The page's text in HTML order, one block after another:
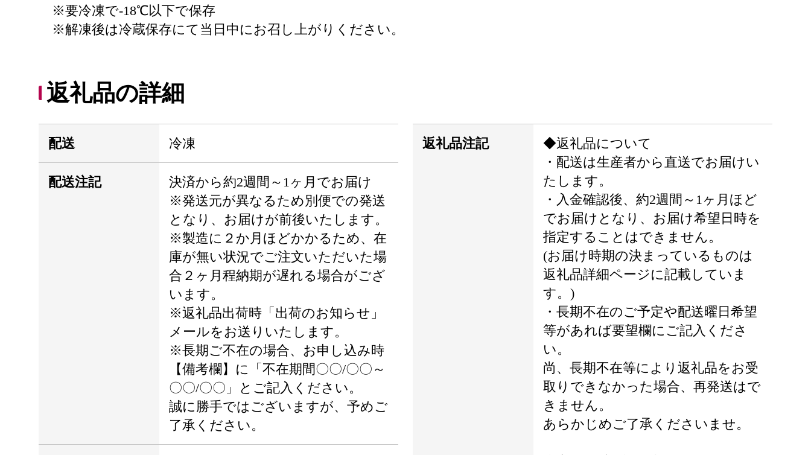
※要冷凍で-18℃以下で保存
※解凍後は冷蔵保存にて当日中にお召し上がりください。
返礼品の詳細
配送 冷凍
配送注記
決済から約2週間～1ヶ月でお届け
※発送元が異なるため別便での発送
となり、お届けが前後いたします。
※製造に２か月ほどかかるため、在
庫が無い状況でご注文いただいた場
合２ヶ月程納期が遅れる場合がござ
います。
※返礼品出荷時「出荷のお知らせ」
メールをお送りいたします。
※長期ご不在の場合、お申し込み時
【備考欄】に「不在期間〇〇/〇〇～
〇〇/〇〇」とご記入ください。
誠に勝手ではございますが、予めご
了承ください。
返礼品注記
◆返礼品について
・配送は生産者から直送でお届けい
たします。
・入金確認後、約2週間～1ヶ月ほど
でお届けとなり、お届け希望日時を
指定することはできません。
(お届け時期の決まっているものは
返礼品詳細ページに記載していま
す。)
・長期不在のご予定や配送曜日希望
等があれば要望欄にご記入くださ
い。
尚、長期不在等により返礼品をお受
取りできなかった場合、再発送はで
きません。
あらかじめご了承くださいませ。